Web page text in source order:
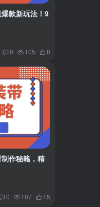
款新玩法！9
0 105 8
作秘籍，精
0 107 15